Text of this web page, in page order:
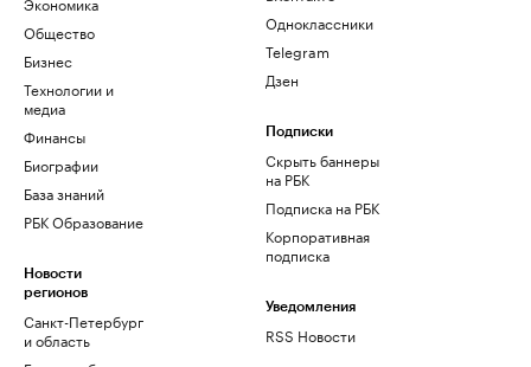
Общество
Бизнес
Технологии и
медиа
Финансы
Биографии
База знаний
РБК Образование
Новости
регионов
Санкт-Петербург
и область
Одноклассники
Telegram
Дзен
Подписки
Скрыть баннеры
на РБК
Подписка на РБК
Корпоративная
подписка
Уведомления
RSS Новости